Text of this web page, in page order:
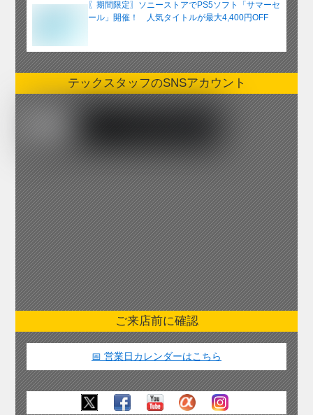
〖期間限定〗ソニーストアでPS5ソフト「サマーセ
ール」開催！ 人気タイトルが最大4,400円OFF
テックスタッフのSNSアカウント
ご来店前に確認
📅 営業日カレンダーはこちら